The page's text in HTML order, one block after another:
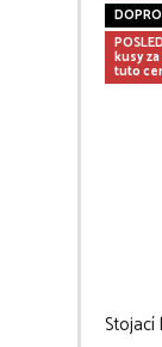
kusy za
tuto
Stojací